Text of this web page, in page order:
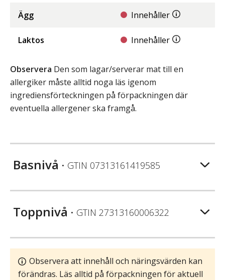
Ägg Innehåller
Laktos Innehåller
Observera Den som lagar/serverar mat till en
allergiker måste alltid noga läs igenom
ingrediensförteckningen på förpackningen där
eventuella allergener ska framgå.
Basnivå • GTIN 07313161419585
Toppnivå • GTIN 27313160006322
Observera att innehåll och näringsvärden kan
förändras. Läs alltid på förpackningen för aktuell